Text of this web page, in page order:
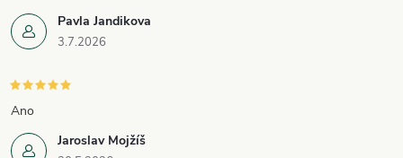
Pavla Jandikova
3.7.2026
Jaroslav Mojžíš
Ano